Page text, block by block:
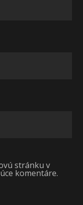
stránku v
komentáre.